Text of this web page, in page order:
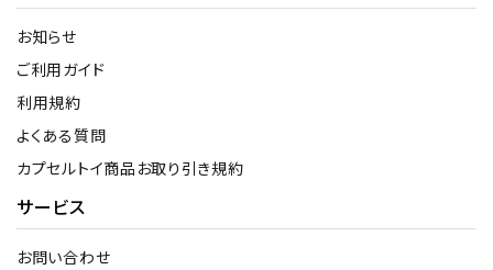
お知らせ
ご利用ガイド
利用規約
よくある質問
カプセルトイ商品お取り引き規約
サービス
お問い合わせ